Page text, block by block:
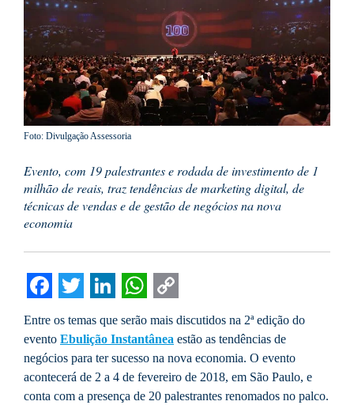
Foto: Divulgação Assessoria
Evento, com 19 palestrantes e rodada de investimento de 1
milhão de reais, traz tendências de marketing digital, de
técnicas de vendas e de gestão de negócios na nova
economia
Facebook
Twitter
LinkedIn
WhatsApp
Copy
Link
Entre os temas que serão mais discutidos na 2ª edição do
evento Ebulição Instantânea estão as tendências de
negócios para ter sucesso na nova economia. O evento
acontecerá de 2 a 4 de fevereiro de 2018, em São Paulo, e
conta com a presença de 20 palestrantes renomados no palco.